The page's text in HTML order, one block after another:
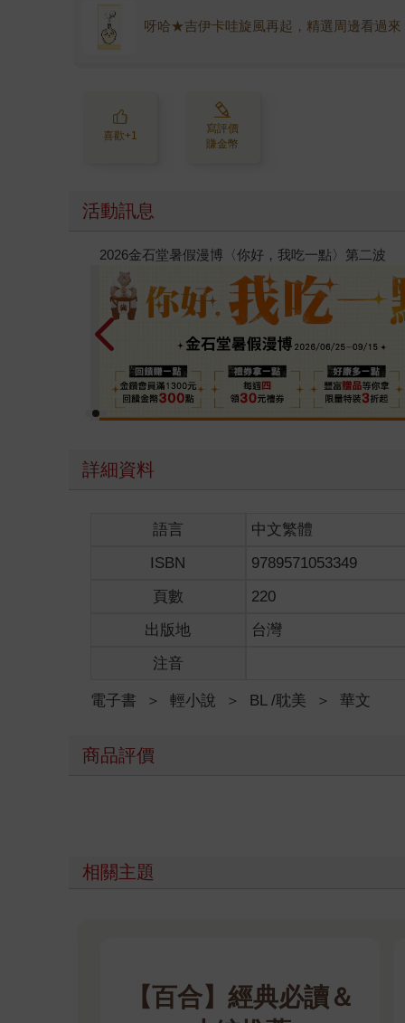
呀哈★吉伊卡哇旋風再起，精選周邊看過來
喜歡+1
寫評價
賺金幣
活動訊息
攻殼機
詳細資料
語言
中文繁體
ISBN
9789571053349
頁數
220
出版地
台灣
注音
電子書 ＞ 輕小說 ＞ BL /耽美 ＞ 華文
商品評價
相關主題
【百合】經典必讀＆